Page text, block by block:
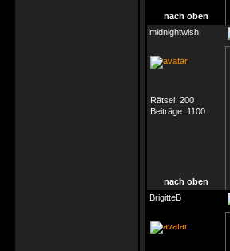
nach oben
midnightwish
Rätsel: 200
Beiträge: 1100
nach oben
BrigitteB